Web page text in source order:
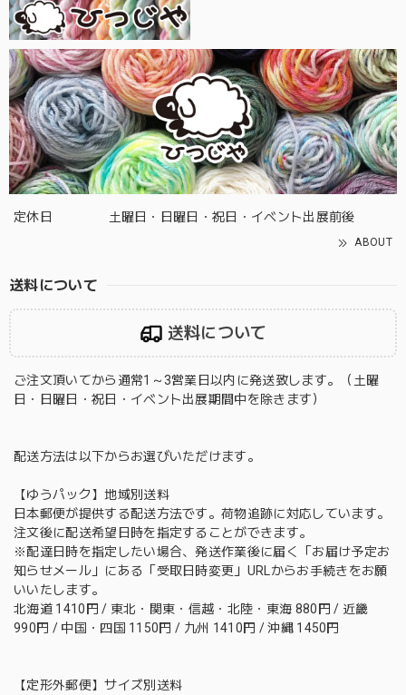
定休日 土曜日・日曜日・祝日・イベント出展前後
ABOUT
送料について
送料について
ご注文頂いてから通常1～3営業日以内に発送致します。（土曜
日・日曜日・祝日・イベント出展期間中を除きます）
配送方法は以下からお選びいただけます。
【ゆうパック】地域別送料
日本郵便が提供する配送方法です。荷物追跡に対応しています。
注文後に配送希望日時を指定することができます。
※配達日時を指定したい場合、発送作業後に届く「お届け予定お
知らせメール」にある「受取日時変更」URLからお手続きをお願
いいたします。
北海道 1410円 / 東北・関東・信越・北陸・東海 880円 / 近畿
990円 / 中国・四国 1150円 / 九州 1410円 / 沖縄 1450円
【定形外郵便】サイズ別送料